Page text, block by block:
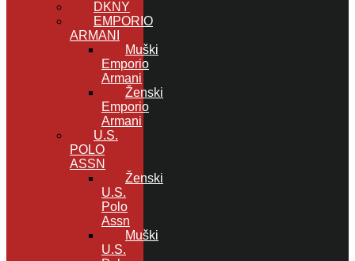
DKNY
EMPORIO
ARMANI
Muški
Emporio
Armani
Ženski
Emporio
Armani
U.S.
POLO
ASSN
Ženski
U.S.
Polo
Assn
Muški
U.S.